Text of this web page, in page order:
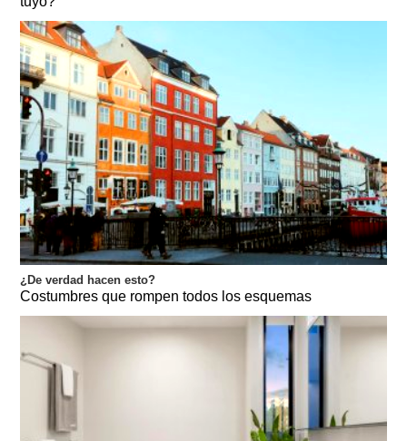
¿De verdad hacen esto?
Costumbres que rompen todos los esquemas